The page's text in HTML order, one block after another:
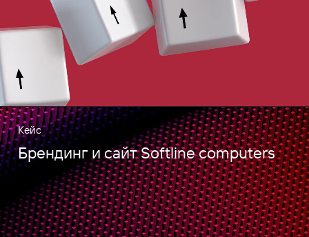
Кейс
Брендинг и сайт Softline computers